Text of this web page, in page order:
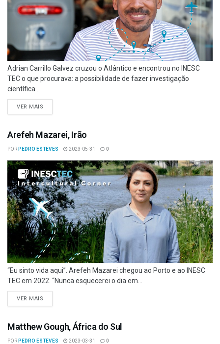
Adrian Carrillo Galvez cruzou o Atlântico e encontrou no INESC
TEC o que procurava: a possibilidade de fazer investigação
científica...
VER MAIS
Arefeh Mazarei, Irão
POR PEDRO ESTEVES 2023-05-31 0
“Eu sinto vida aqui”. Arefeh Mazarei chegou ao Porto e ao INESC
TEC em 2022. “Nunca esquecerei o dia em...
VER MAIS
Matthew Gough, África do Sul
POR PEDRO ESTEVES 2023-03-31 0